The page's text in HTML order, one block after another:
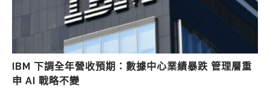
IBM 下調全年營收預期：數據中心業績暴跌 管理層重
申 AI 戰略不變